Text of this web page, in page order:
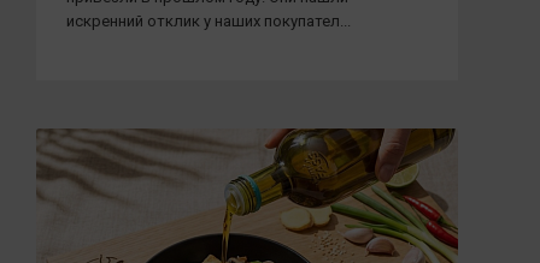
искренний отклик у наших покупател...